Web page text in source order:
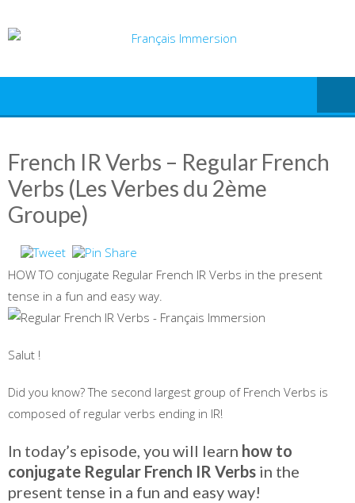
to
French IR Verbs – Regular French
Verbs (Les Verbes du 2ème
Groupe)
HOW TO conjugate Regular French IR Verbs in the present
tense in a fun and easy way.
Salut !
Did you know? The second largest group of French Verbs is
composed of regular verbs ending in IR!
In today’s episode, you will learn how to
conjugate Regular French IR Verbs in the
present tense in a fun and easy way!